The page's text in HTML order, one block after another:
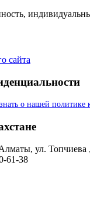
сайта
о нашей политике
ул. Топчиева
61-38